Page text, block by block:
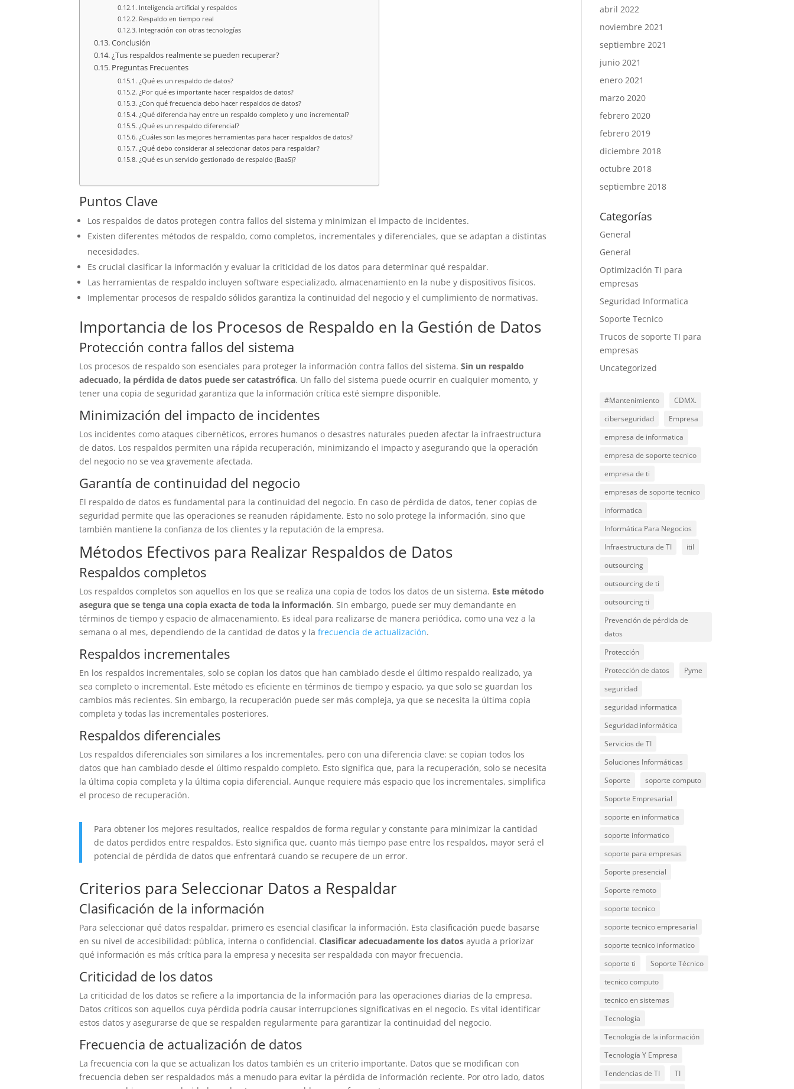
Inteligencia artificial y respaldos
Respaldo en tiempo real
Integración con otras tecnologías
Conclusión
¿Tus respaldos realmente se pueden recuperar?
Preguntas Frecuentes
¿Qué es un respaldo de datos?
¿Por qué es importante hacer respaldos de datos?
¿Con qué frecuencia debo hacer respaldos de datos?
¿Qué diferencia hay entre un respaldo completo y uno incremental?
¿Qué es un respaldo diferencial?
¿Cuáles son las mejores herramientas para hacer respaldos de datos?
¿Qué debo considerar al seleccionar datos para respaldar?
¿Qué es un servicio gestionado de respaldo (BaaS)?
Puntos Clave
Los respaldos de datos protegen contra fallos del sistema y minimizan el impacto de incidentes.
Existen diferentes métodos de respaldo, como completos, incrementales y diferenciales, que se adaptan a distintas
necesidades.
Es crucial clasificar la información y evaluar la criticidad de los datos para determinar qué respaldar.
Las herramientas de respaldo incluyen software especializado, almacenamiento en la nube y dispositivos físicos.
Implementar procesos de respaldo sólidos garantiza la continuidad del negocio y el cumplimiento de normativas.
Importancia de los Procesos de Respaldo en la Gestión de Datos
Protección contra fallos del sistema
Los procesos de respaldo son esenciales para proteger la información contra fallos del sistema.Sin un respaldo
adecuado, la pérdida de datos puede ser catastrófica. Un fallo del sistema puede ocurrir en cualquier momento, y
tener una copia de seguridad garantiza que la información crítica esté siempre disponible.
Minimización del impacto de incidentes
Los incidentes como ataques cibernéticos, errores humanos o desastres naturales pueden afectar la infraestructura
de datos. Los respaldos permiten una rápida recuperación, minimizando el impacto y asegurando que la operación
del negocio no se vea gravemente afectada.
Garantía de continuidad del negocio
El respaldo de datos es fundamental para la continuidad del negocio. En caso de pérdida de datos, tener copias de
seguridad permite que las operaciones se reanuden rápidamente. Esto no solo protege la información, sino que
también mantiene la confianza de los clientes y la reputación de la empresa.
Métodos Efectivos para Realizar Respaldos de Datos
Respaldos completos
Los respaldos completos son aquellos en los que se realiza una copia de todos los datos de un sistema. Este método
asegura que se tenga una copia exacta de toda la información. Sin embargo, puede ser muy demandante en
términos de tiempo y espacio de almacenamiento. Es ideal para realizarse de manera periódica, como una vez a la
semana o al mes, dependiendo de la cantidad de datos y lafrecuencia de actualización.
Respaldos incrementales
En los respaldos incrementales, solo se copian los datos que han cambiado desde el último respaldo realizado, ya
sea completo o incremental. Este método es eficiente en términos de tiempo y espacio, ya que solo se guardan los
cambios más recientes. Sin embargo, la recuperación puede ser más compleja, ya que se necesita la última copia
completa y todas las incrementales posteriores.
Respaldos diferenciales
Los respaldos diferenciales son similares a los incrementales, pero con una diferencia clave: se copian todos los
datos que han cambiado desde el último respaldo completo. Esto significa que, para la recuperación, solo se necesita
la última copia completa y la última copia diferencial. Aunque requiere más espacio que los incrementales, simplifica
el proceso de recuperación.
Para obtener los mejores resultados, realice respaldos de forma regular y constante para minimizar la cantidad
de datos perdidos entre respaldos. Esto significa que, cuanto más tiempo pase entre los respaldos, mayor será el
potencial de pérdida de datos que enfrentará cuando se recupere de un error.
Criterios para Seleccionar Datos a Respaldar
Clasificación de la información
Para seleccionar qué datos respaldar, primero es esencial clasificar la información. Esta clasificación puede basarse
en su nivel de accesibilidad: pública, interna o confidencial.Clasificar adecuadamente los datos ayuda a priorizar
qué información es más crítica para la empresa y necesita ser respaldada con mayor frecuencia.
Criticidad de los datos
La criticidad de los datos se refiere a la importancia de la información para las operaciones diarias de la empresa.
Datos críticos son aquellos cuya pérdida podría causar interrupciones significativas en el negocio. Es vital identificar
estos datos y asegurarse de que se respalden regularmente para garantizar la continuidad del negocio.
Frecuencia de actualización de datos
La frecuencia con la que se actualizan los datos también es un criterio importante. Datos que se modifican con
frecuencia deben ser respaldados más a menudo para evitar la pérdida de información reciente. Por otro lado, datos
abril 2022
noviembre 2021
septiembre 2021
junio 2021
enero 2021
marzo 2020
febrero 2020
febrero 2019
diciembre 2018
octubre 2018
septiembre 2018
Categorías
General
General
Optimización TI para
empresas
Seguridad Informatica
Soporte Tecnico
Trucos de soporte TI para
empresas
Uncategorized
#Mantenimiento
CDMX.
ciberseguridad
Empresa
empresa de informatica
empresa de soporte tecnico
empresa de ti
empresas de soporte tecnico
informatica
Informática Para Negocios
Infraestructura de TI
itil
outsourcing
outsourcing de ti
outsourcing ti
Prevención de pérdida de
datos
Protección
Protección de datos
Pyme
seguridad
seguridad informatica
Seguridad informática
Servicios de TI
Soluciones Informáticas
Soporte
soporte computo
Soporte Empresarial
soporte en informatica
soporte informatico
soporte para empresas
Soporte presencial
Soporte remoto
soporte tecnico
soporte tecnico empresarial
soporte tecnico informatico
soporte ti
Soporte Técnico
tecnico computo
tecnico en sistemas
Tecnología
Tecnología de la información
Tecnología Y Empresa
Tendencias de TI
TI